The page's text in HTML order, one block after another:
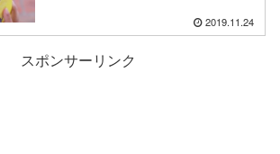
2019.11.24
スポンサーリンク